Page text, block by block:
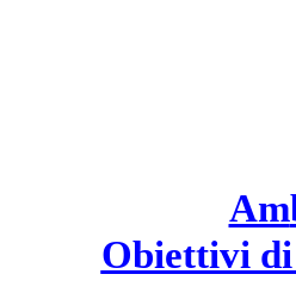
Am
Obiettivi di